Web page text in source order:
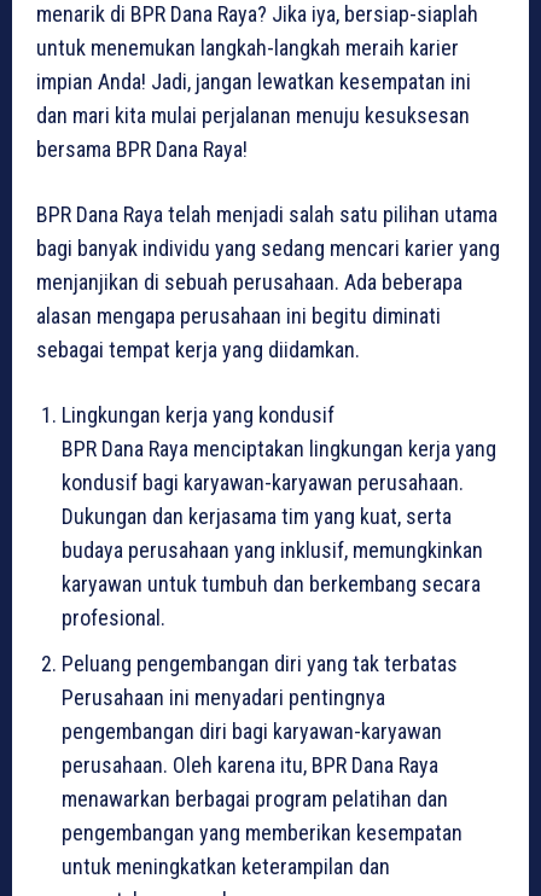
menarik di BPR Dana Raya? Jika iya, bersiap-siaplah
untuk menemukan langkah-langkah meraih karier
impian Anda! Jadi, jangan lewatkan kesempatan ini
dan mari kita mulai perjalanan menuju kesuksesan
bersama BPR Dana Raya!
BPR Dana Raya telah menjadi salah satu pilihan utama
bagi banyak individu yang sedang mencari karier yang
menjanjikan di sebuah perusahaan. Ada beberapa
alasan mengapa perusahaan ini begitu diminati
sebagai tempat kerja yang diidamkan.
Lingkungan kerja yang kondusif
BPR Dana Raya menciptakan lingkungan kerja yang
kondusif bagi karyawan-karyawan perusahaan.
Dukungan dan kerjasama tim yang kuat, serta
budaya perusahaan yang inklusif, memungkinkan
karyawan untuk tumbuh dan berkembang secara
profesional.
Peluang pengembangan diri yang tak terbatas
Perusahaan ini menyadari pentingnya
pengembangan diri bagi karyawan-karyawan
perusahaan. Oleh karena itu, BPR Dana Raya
menawarkan berbagai program pelatihan dan
pengembangan yang memberikan kesempatan
untuk meningkatkan keterampilan dan